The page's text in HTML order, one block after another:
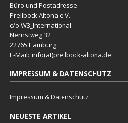
Büro und Postadresse
Prellbock Altona e.V.
c/o W3_International
Nernstweg 32
22765 Hamburg
E-Mail: info(at)prellbock-altona.de
IMPRESSUM & DATENSCHUTZ
Impressum & Datenschutz
NEUESTE ARTIKEL